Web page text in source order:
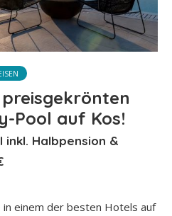
Pool auf Kos!
inkl. Halbpension &
einem der besten Hotels auf